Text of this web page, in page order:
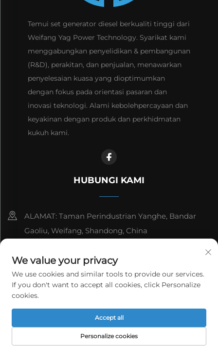
Temui set generator diesel berkualiti tinggi dari
Weifang Yag Power Technology. Syarikat kami
menggabungkan penyelidikan & pembangunan
(R&D), perakitan, dan penjualan, menawarkan
penyelesaian kuasa yang dioptimumkan
dengan fokus pada orientasi pasaran dan
inovasi teknologi. Alami kebolehpercayaan dan
keyakinan dengan produk dan perkhidmatan
kukuh kami.
HUBUNGI KAMI
ALAMAT: Taman Perindustrian Yanghe, Bandar
Gaoliu, Weifang, Shandong, China
[email protected]
Hak Cipta © WeiFang Yag Power Technology Co., Ltd.
Dasar Privasi
We value your privacy
We use cookies and similar tools to provide our services.
If you don't want to accept all cookies, click Personalize
cookies.
Personalize cookies
Accept all